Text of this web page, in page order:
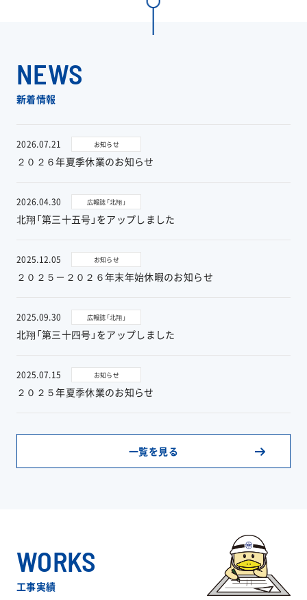
NEWS
新着情報
2026.07.21 お知らせ
２０２６年夏季休業のお知らせ
2026.04.30 広報誌「北翔」
北翔「第三十五号」をアップしました
2025.12.05 お知らせ
２０２５－２０２６年末年始休暇のお知らせ
2025.09.30 広報誌「北翔」
北翔「第三十四号」をアップしました
2025.07.15 お知らせ
２０２５年夏季休業のお知らせ
一覧を見る
WORKS
工事実績
沿革
新着情報
ブログ